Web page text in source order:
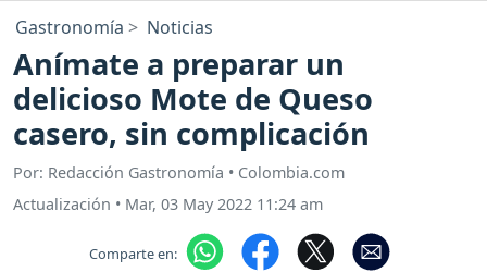
Gastronomía Noticias
Anímate a preparar un
delicioso Mote de Queso
casero, sin complicación
Por: Redacción Gastronomía • Colombia.com
Actualización • Mar, 03 May 2022 11:24 am
Comparte en: